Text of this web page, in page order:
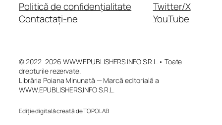
Politică de confidențialitate
Contactați-ne
Twitter/X
YouTube
© 2022–2026 WWW.EPUBLISHERS.INFO S.R.L.• Toate
drepturile rezervate.
Librăria Poiana Minunată — Marcă editorială a
WWW.EPUBLISHERS.INFO S.R.L.
Ediție digitală creată de TOPOLAB